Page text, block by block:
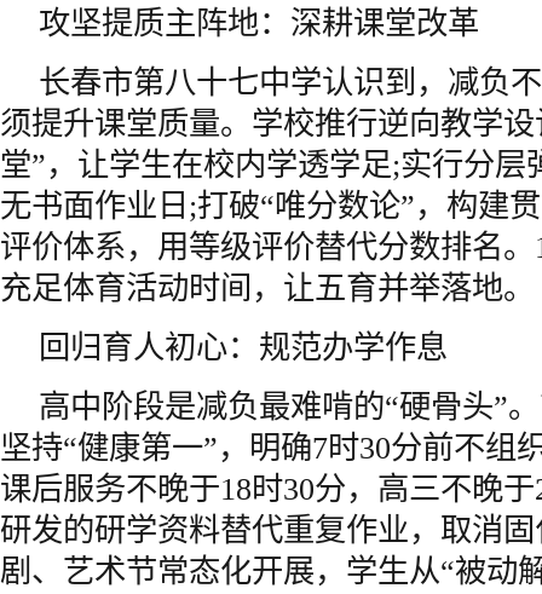
攻坚提质主阵地：深耕课堂改革
长春市第八十七中学认识到，减负
须提升课堂质量。学校推行逆向教学
堂”，让学生在校内学透学足;实行分层
无书面作业日;打破“唯分数论”，构建
评价体系，用等级评价替代分数排名
充足体育活动时间，让五育并举落地。
回归育人初心：规范办学作息
高中阶段是减负最难啃的“硬骨头”
坚持“健康第一”，明确7时30分前不组
课后服务不晚于18时30分，高三不晚
研发的研学资料替代重复作业，取消
剧、艺术节常态化开展，学生从“被动